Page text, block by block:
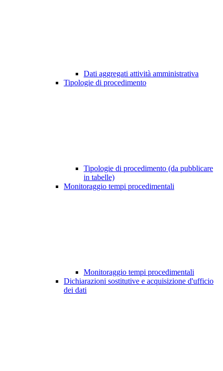
Dati aggregati attività amministrativa
Tipologie di procedimento
Tipologie di procedimento (da pubblicare
in tabelle)
Monitoraggio tempi procedimentali
Monitoraggio tempi procedimentali
Dichiarazioni sostitutive e acquisizione d'ufficio
dei dati